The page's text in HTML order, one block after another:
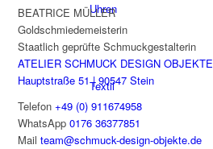
Uhren
Textil
BEATRICE MÜLLER
Goldschmiedemeisterin
Staatlich geprüfte Schmuckgestalterin
ATELIER SCHMUCK DESIGN OBJEKTE
Hauptstraße 51 | 90547 Stein
Telefon+49 (0) 911674958
WhatsApp0176 36377851
Mailteam@schmuck-design-objekte.de